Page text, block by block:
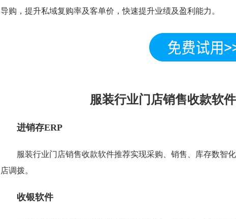
导购，提升私域复购率及客单价，快速提升业绩及盈利能力。
服装行业门店销售收款软
进销存ERP
服装行业门店销售收款软件推荐实现采购、销售、库存数智
店调拨。
收银软件